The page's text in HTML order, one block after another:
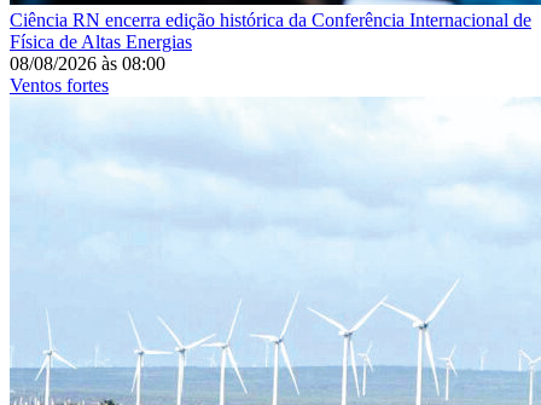
Ciência RN encerra edição histórica da Conferência Internacional de
Física de Altas Energias
08/08/2026 às 08:00
Ventos fortes